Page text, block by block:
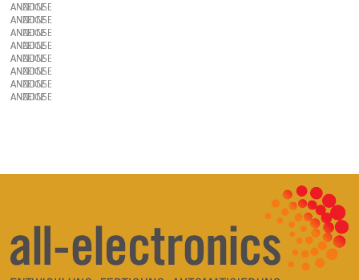
ANZEIGE
ANZEIGE
ANZEIGE
ANZEIGE
ANZEIGE
ANZEIGE
ANZEIGE
ANZEIGE